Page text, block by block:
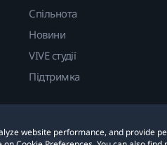
website performance, and provide
Спільнота
Новини
VIVE студії
Підтримка
Cookies